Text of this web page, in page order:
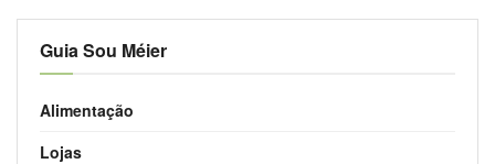
Guia Sou Méier
Alimentação
Lojas